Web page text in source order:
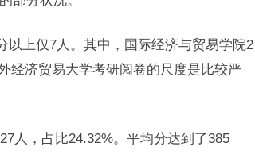
以上仅7人。其中，国际经济与贸易学院2
经济贸易大学考研阅卷的尺度是比较严
人，占比24.32%。平均分达到了385